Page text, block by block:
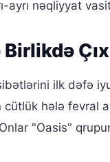
ayrı nəqliyyat
ilk dəfə
hələ fevral
Onlar "Oasis"